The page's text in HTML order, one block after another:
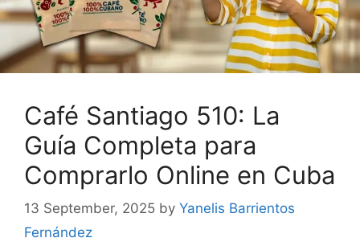
Café Santiago 510: La
Guía Completa para
Comprarlo Online en Cuba
13 September, 2025 by Yanelis Barrientos
Fernández